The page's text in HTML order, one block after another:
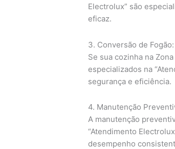
Electrolux” são
eficaz.
3. Conversão de Fogão:
Se sua cozinha na
especializados na
segurança e eficiência.
4. Manutenção
A manutenção
“Atendimento
desempenho